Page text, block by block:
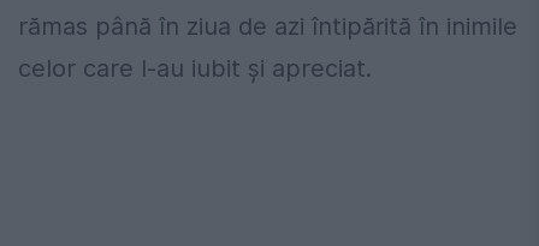
rămas până în ziua de azi întipărită în inimile
celor care l-au iubit și apreciat.